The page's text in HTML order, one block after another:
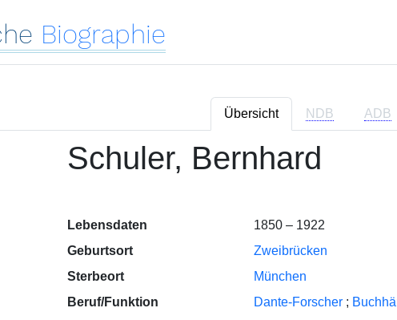
Biographie
Übersicht NDB ADB
Schuler, Bernhard
Lebensdaten
1850 – 1922
Geburtsort
Zweibrücken
Sterbeort
München
Beruf/Funktion
Dante-Forscher ;